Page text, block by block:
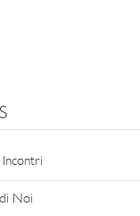
Incontri
Noi